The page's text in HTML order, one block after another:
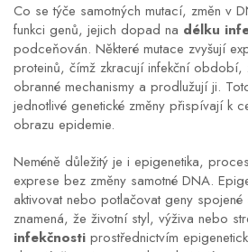
Co se týče samotných mutací, změn v
funkci genů, jejich dopad na délku
podceňován. Některé mutace zvyšují
proteinů, čímž zkracují infekční období,
obranné mechanismy a prodlužují ji.
jednotlivé genetické změny přispívají k
obrazu epidemie.
Neméně důležitý je i epigenetika,
exprese bez změny samotné DNA.
aktivovat nebo potlačovat geny
znamená, že životní styl, výživa nebo
infekčnosti prostřednictvím